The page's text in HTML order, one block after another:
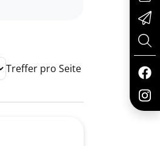
Treffer pro Seite